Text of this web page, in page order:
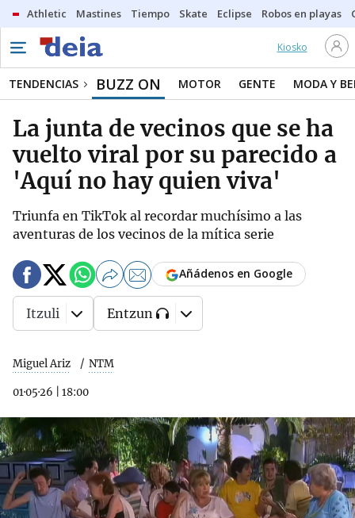
Athletic Mastines Tiempo Skate Eclipse Robos en playas
Kiosko
TENDENCIAS BUZZ ON MOTOR GENTE MODA Y
La junta de vecinos que se ha
vuelto viral por su parecido a
'Aquí no hay quien viva'
Triunfa en TikTok al recordar muchísimo a las
aventuras de los vecinos de la mítica serie
Miguel Ariz NTM
01·05·26 18:00
Añádenos en Google
Itzuli Entzun